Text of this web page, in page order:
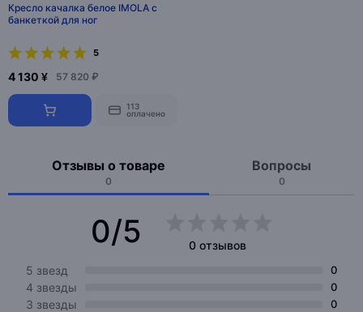
Кресло качалка белое IMOLA с
банкеткой для ног
5
4 130 ¥ 57 820 ₽
113
оплачено
Отзывы о товаре
0
Вопросы
0
0/5
0 отзывов
5 звезд
0
4 звезды 0
3 звезды 0